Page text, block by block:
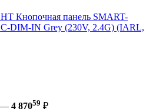
Кнопочная панель SMART-
DIM-IN Grey (230V, 2.4G) (IARL,
— 4 87059 ₽